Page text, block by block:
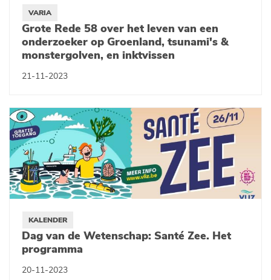
VARIA
Grote Rede 58 over het leven van een
onderzoeker op Groenland, tsunami's &
monstergolven, en inktvissen
21-11-2023
KALENDER
Dag van de Wetenschap: Santé Zee. Het
programma
20-11-2023